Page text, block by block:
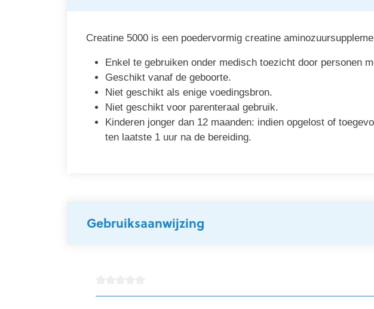
Creatine 5000 is een poedervormig creatine
Enkel te gebruiken onder medisch toezicht door personen
Geschikt vanaf de geboorte.
Niet geschikt als enige voedingsbron.
Niet geschikt voor parenteraal gebruik.
Kinderen jonger dan 12 maanden: indien opgelost of
ten laatste 1 uur na de bereiding.
Gebruiksaanwijzing